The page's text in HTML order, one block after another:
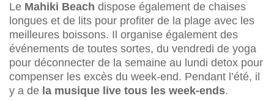
Le Mahiki Beach dispose également de chaises
longues et de lits pour profiter de la plage avec les
meilleures boissons. Il organise également des
événements de toutes sortes, du vendredi de yoga
pour déconnecter de la semaine au lundi detox pour
compenser les excès du week-end. Pendant l’été, il
y a de la musique live tous les week-ends.